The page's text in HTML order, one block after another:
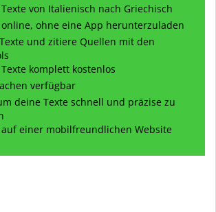
von Italienisch nach Griechisch
online, ohne eine App herunterzuladen
und zitiere Quellen mit den
komplett kostenlos
verfügbar
deine Texte schnell und präzise zu
auf einer mobilfreundlichen Website